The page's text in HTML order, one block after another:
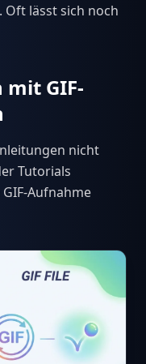
lässt sich noch
mit GIF-
nicht
Tutorials
Aufnahme